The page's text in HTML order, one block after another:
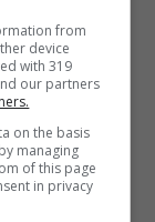
delle
from
device
with 319
our partners
on the basis
managing
of this page
in privacy